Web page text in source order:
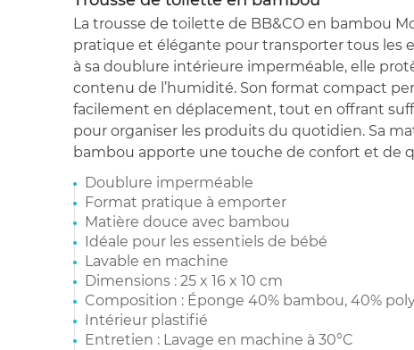
La trousse de toilette de BB&CO en bambou
pratique et élégante pour transporter tous les
à sa doublure intérieure imperméable, elle
contenu de l’humidité. Son format compact
facilement en déplacement, tout en offrant
pour organiser les produits du quotidien. Sa
bambou apporte une touche de confort et de
Doublure imperméable
Format pratique à emporter
Matière douce avec bambou
Idéale pour les essentiels de bébé
Lavable en machine
Dimensions : 25 x 16 x 10 cm
Composition : Éponge 40% bambou, 40%
Intérieur plastifié
Entretien : Lavage en machine à 30°C